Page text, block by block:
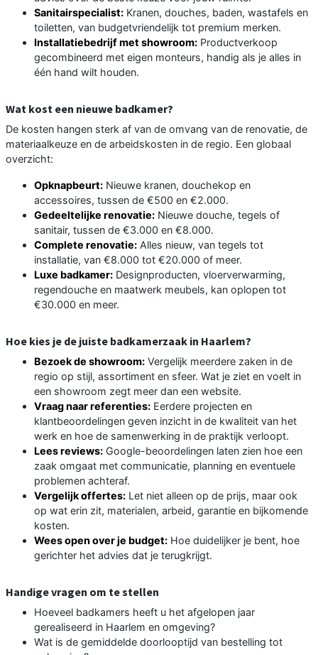
Sanitairspecialist: Kranen, douches, baden, wastafels en
toiletten, van budgetvriendelijk tot premium merken.
Installatiebedrijf met showroom: Productverkoop
gecombineerd met eigen monteurs, handig als je alles in
één hand wilt houden.
Wat kost een nieuwe badkamer?
De kosten hangen sterk af van de omvang van de renovatie, de
materiaalkeuze en de arbeidskosten in de regio. Een globaal
overzicht:
Opknapbeurt: Nieuwe kranen, douchekop en
accessoires, tussen de €500 en €2.000.
Gedeeltelijke renovatie: Nieuwe douche, tegels of
sanitair, tussen de €3.000 en €8.000.
Complete renovatie: Alles nieuw, van tegels tot
installatie, van €8.000 tot €20.000 of meer.
Luxe badkamer: Designproducten, vloerverwarming,
regendouche en maatwerk meubels, kan oplopen tot
€30.000 en meer.
Hoe kies je de juiste badkamerzaak in Haarlem?
Bezoek de showroom: Vergelijk meerdere zaken in de
regio op stijl, assortiment en sfeer. Wat je ziet en voelt in
een showroom zegt meer dan een website.
Vraag naar referenties: Eerdere projecten en
klantbeoordelingen geven inzicht in de kwaliteit van het
werk en hoe de samenwerking in de praktijk verloopt.
Lees reviews: Google-beoordelingen laten zien hoe een
zaak omgaat met communicatie, planning en eventuele
problemen achteraf.
Vergelijk offertes: Let niet alleen op de prijs, maar ook
op wat erin zit, materialen, arbeid, garantie en bijkomende
kosten.
Wees open over je budget: Hoe duidelijker je bent, hoe
gerichter het advies dat je terugkrijgt.
Handige vragen om te stellen
Hoeveel badkamers heeft u het afgelopen jaar
gerealiseerd in Haarlem en omgeving?
Wat is de gemiddelde doorlooptijd van bestelling tot